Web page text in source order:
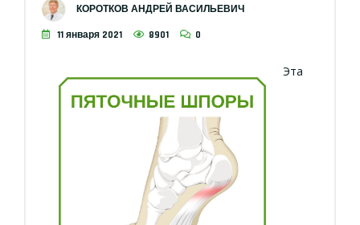
КОРОТКОВ АНДРЕЙ ВАСИЛЬЕВИЧ
11 января 2021 8901 0
Эта